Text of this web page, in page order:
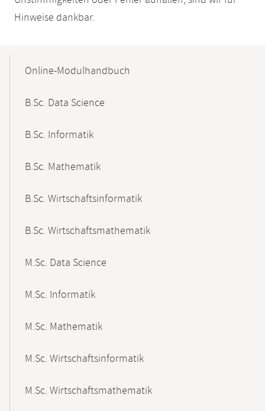
Hinweise dankbar.
NavigationOnline-Modulhandbuch
B.Sc. Data Science
B.Sc. Informatik
B.Sc. Mathematik
B.Sc. Wirtschaftsinformatik
B.Sc. Wirtschaftsmathematik
M.Sc. Data Science
M.Sc. Informatik
M.Sc. Mathematik
M.Sc. Wirtschaftsinformatik
M.Sc. Wirtschaftsmathematik